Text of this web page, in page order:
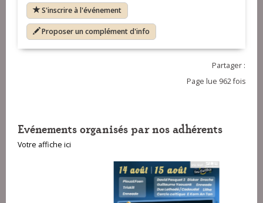
S'inscrire à l'événement
Proposer un complément d'info
Partager :
Page lue 962 fois
Evénements organisés par nos adhérents
Votre affiche ici